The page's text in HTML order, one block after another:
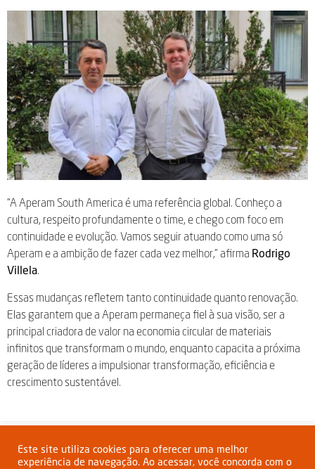
“A Aperam South America é uma referência global. Conheço a
cultura, respeito profundamente o time, e chego com foco em
continuidade e evolução. Vamos seguir atuando como uma só
Aperam e a ambição de fazer cada vez melhor,” afirma Rodrigo
Villela.
Essas mudanças refletem tanto continuidade quanto renovação.
Elas garantem que a Aperam permaneça fiel à sua visão, ser a
principal criadora de valor na economia circular de materiais
infinitos que transformam o mundo, enquanto capacita a próxima
geração de líderes a impulsionar transformação, eficiência e
crescimento sustentável.
Compartilhar:
Este site utiliza cookies para oferecer uma melhor
experiência de navegação. Ao acessar, você concorda com o